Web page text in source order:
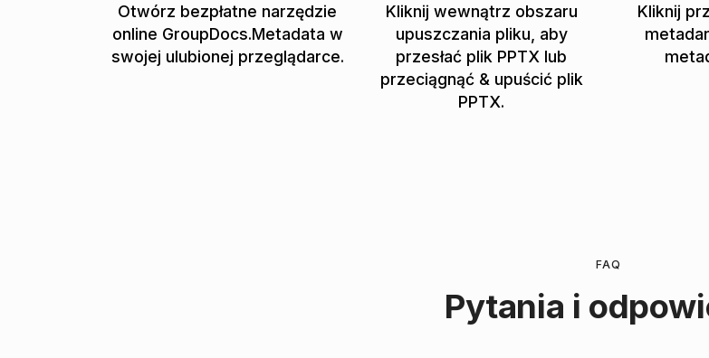
Otwórz bezpłatne narzędzie
online GroupDocs.Metadata w
swojej ulubionej przeglądarce.
Kliknij wewnątrz obszaru
upuszczania pliku, aby
przesłać plik PPTX lub
przeciągnąć & upuścić plik
PPTX.
Kliknij
FAQ
Pytania i